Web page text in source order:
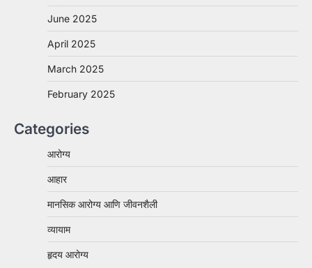
June 2025
April 2025
March 2025
February 2025
Categories
आरोग्य
आहार
मानसिक आरोग्य आणि जीवनशैली
व्यायाम
हृदय आरोग्य